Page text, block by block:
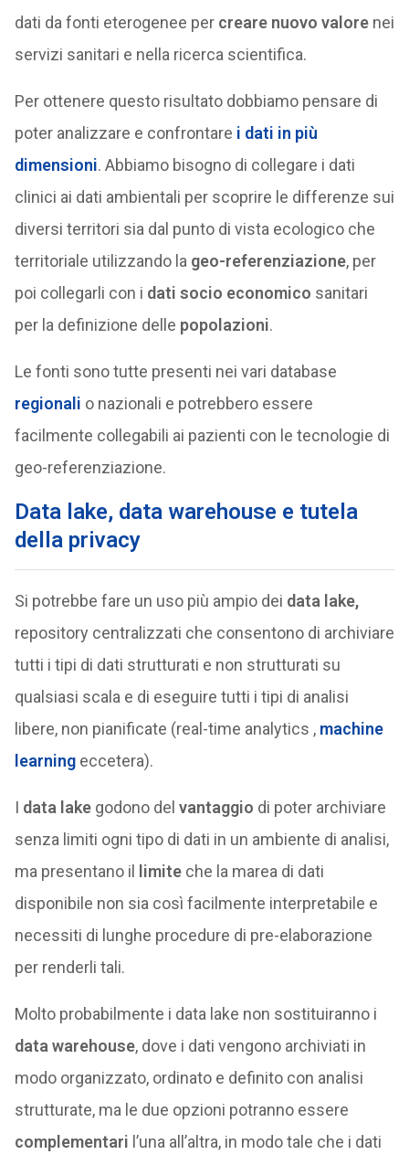
dati da fonti eterogenee per creare nuovo valorenei
servizi sanitari e nella ricerca scientifica.
Per ottenere questo risultato dobbiamo pensare di
poter analizzare e confrontare i dati in più
dimensioni. Abbiamo bisogno di collegare i dati
clinici ai dati ambientali per scoprire le differenze sui
diversi territori sia dal punto di vista ecologico che
territoriale utilizzando la geo-referenziazione, per
poi collegarli con i dati socio economico sanitari
per la definizione delle popolazioni.
Le fonti sono tutte presenti nei vari database
regionali o nazionali e potrebbero essere
facilmente collegabili ai pazienti con le tecnologie di
geo-referenziazione.
Data lake, data warehouse e tutela
della privacy
Si potrebbe fare un uso più ampio dei data lake,
repository centralizzati che consentono di archiviare
tutti i tipi di dati strutturati e non strutturati su
qualsiasi scala e di eseguire tutti i tipi di analisi
libere, non pianificate (real-time analytics , machine
learningeccetera).
I data lakegodono del vantaggio di poter archiviare
senza limiti ogni tipo di dati in un ambiente di analisi,
ma presentano il
limite che la marea di dati
disponibile non sia così facilmente interpretabile e
necessiti di lunghe procedure di pre-elaborazione
per renderli tali.
Molto probabilmente i data lake non sostituiranno i
data warehouse, dove i dati vengono archiviati in
modo organizzato, ordinato e definito con analisi
strutturate, ma le due opzioni potranno essere
complementari l’una all’altra, in modo tale che i dati